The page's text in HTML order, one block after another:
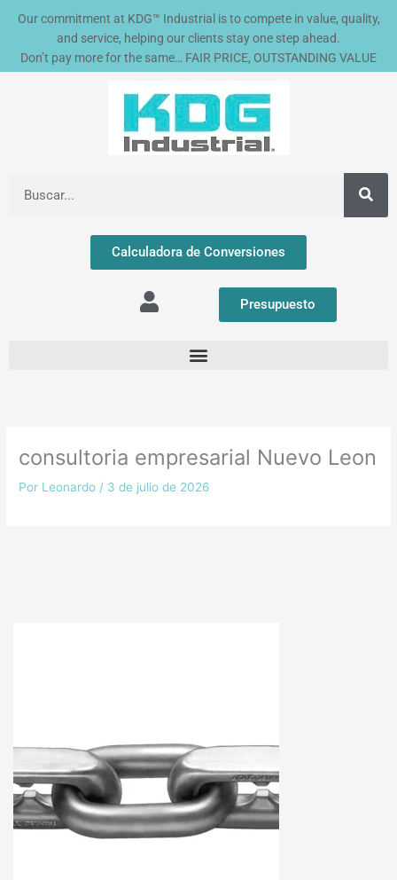
Our commitment at KDG™ Industrial is to compete in value, quality,
and service, helping our clients stay one step ahead.
Don’t pay more for the same… FAIR PRICE, OUTSTANDING VALUE
Calculadora de Conversiones
Presupuesto
consultoria empresarial Nuevo Leon
Por Leonardo / 3 de julio de 2026